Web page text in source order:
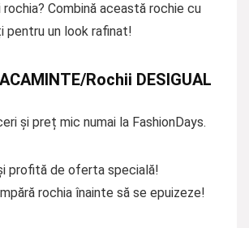
Combină această rochie cu
pentru un look rafinat!
Rochii DESIGUAL
și preț mic numai la FashionDays.
profită de oferta specială!
rochia înainte să se epuizeze!